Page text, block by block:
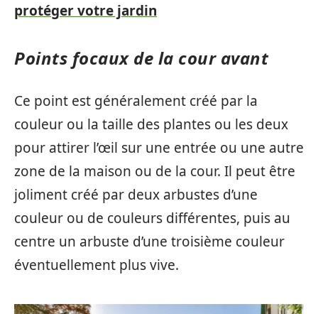
protéger votre jardin
Points focaux de la cour avant
Ce point est généralement créé par la
couleur ou la taille des plantes ou les deux
pour attirer l’œil sur une entrée ou une autre
zone de la maison ou de la cour. Il peut être
joliment créé par deux arbustes d’une
couleur ou de couleurs différentes, puis au
centre un arbuste d’une troisième couleur
éventuellement plus vive.